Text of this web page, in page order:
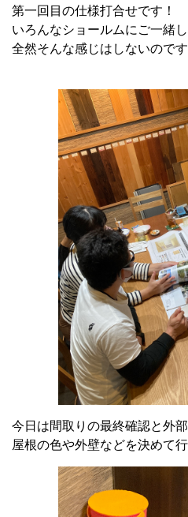
第一回目の仕様打合せです！
いろんなショールムにご一緒
全然そんな感じはしないので
今日は間取りの最終確認と外
屋根の色や外壁などを決めて